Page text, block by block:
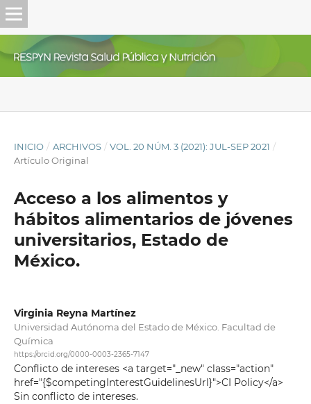
INICIO / ARCHIVOS / VOL. 20 NÚM. 3 (2021): JUL-SEP 2021 /
Artículo Original
Acceso a los alimentos y
hábitos alimentarios de jóvenes
universitarios, Estado de
México.
Virginia Reyna Martínez
Universidad Autónoma del Estado de México. Facultad de
Química
https://orcid.org/0000-0003-2365-7147
Conflicto de intereses <a target="_new" class="action"
href="{$competingInterestGuidelinesUrl}">CI Policy</a>
Sin conflicto de intereses.